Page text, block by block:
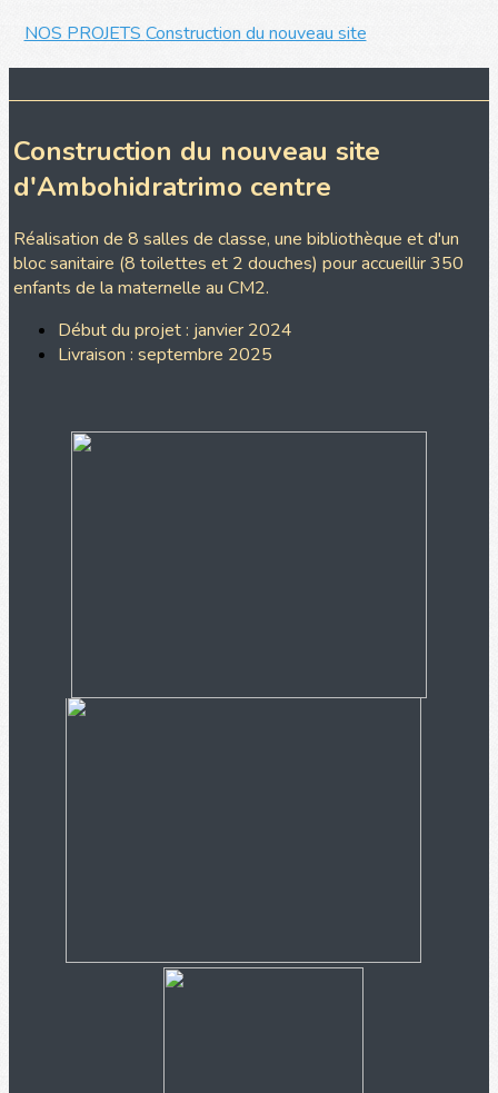
NOS PROJETS Construction du nouveau site
Construction du nouveau site
d'Ambohidratrimo centre
Réalisation de 8 salles de classe, une bibliothèque et d'un
bloc sanitaire (8 toilettes et 2 douches) pour accueillir 350
enfants de la maternelle au CM2.
Début du projet : janvier 2024
Livraison : septembre 2025